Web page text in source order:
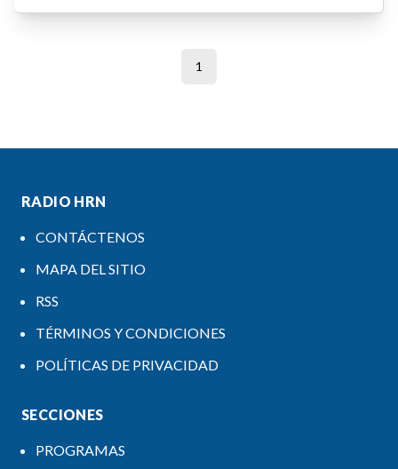
1
RADIO HRN
CONTÁCTENOS
MAPA DEL SITIO
RSS
TÉRMINOS Y CONDICIONES
POLÍTICAS DE PRIVACIDAD
SECCIONES
PROGRAMAS